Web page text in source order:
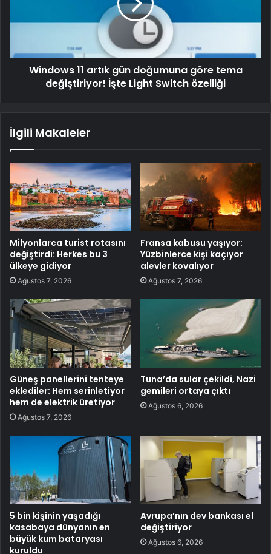
Windows 11 artık gün doğumuna göre tema
değiştiriyor! İşte Light Switch özelliği
İlgili Makaleler
Milyonlarca turist rotasını
değiştirdi: Herkes bu 3
ülkeye gidiyor
Ağustos 7, 2026
Fransa kabusu yaşıyor:
Yüzbinlerce kişi kaçıyor
alevler kovalıyor
Ağustos 7, 2026
Güneş panellerini tenteye
eklediler: Hem serinletiyor
hem de elektrik üretiyor
Ağustos 7, 2026
Tuna’da sular çekildi, Nazi
gemileri ortaya çıktı
Ağustos 6, 2026
5 bin kişinin yaşadığı
kasabaya dünyanın en
büyük kum bataryası
kuruldu
Avrupa’nın dev bankası el
değiştiriyor
Ağustos 6, 2026